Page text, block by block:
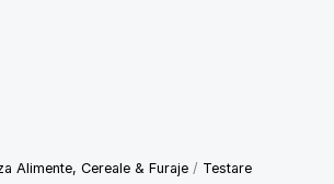
Alimente, Cereale & Furaje / Testare